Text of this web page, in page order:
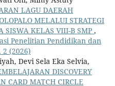
LAGU DAERAH
MELALUI STRATEGI
SISWA KELAS VIII-B SMP ,
Penelitian Pendidikan dan
2 (2026)
Devi Sela Eka Selvia,
DISCOVERY
CARD MATCH CIRCLE